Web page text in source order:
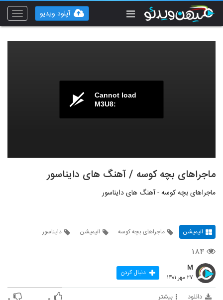
Toggle
آپلود ویدیو
Cannot load
M3U8:
ماجراهای بچه کوسه / آهنگ های دایناسور
ماجراهای بچه کوسه - آهنگ های دایناسور
انیمیشن ماجراهای بچه کوسه انیمیشن دایناسور
۱۸۴
M
۲۷ مهر ۱۴۰۱ دنبال کردن
دانلود بیشتر